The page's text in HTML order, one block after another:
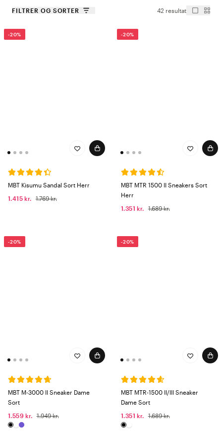
FILTRER OG SORTER 42 resultat
-20%
MBT Kisumu Sandal Sort Herr
1.415 kr.
1.769 kr.
-20%
MBT MTR 1500 II Sneakers Sort
Herr
1.351 kr.
1.689 kr.
-20%
MBT M-3000 II Sneaker Dame
Sort
1.559 kr.
1.949 kr.
-20%
MBT MTR-1500 II/III Sneaker
Dame Sort
1.351 kr.
1.689 kr.